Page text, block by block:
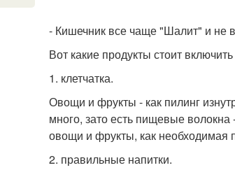
- Кишечник все чаще "Шалит" и не
Вот какие продукты стоит
1. клетчатка.
Овощи и фрукты - как пилинг
много, зато есть пищевые
овощи и фрукты, как необходимая
2. правильные напитки.